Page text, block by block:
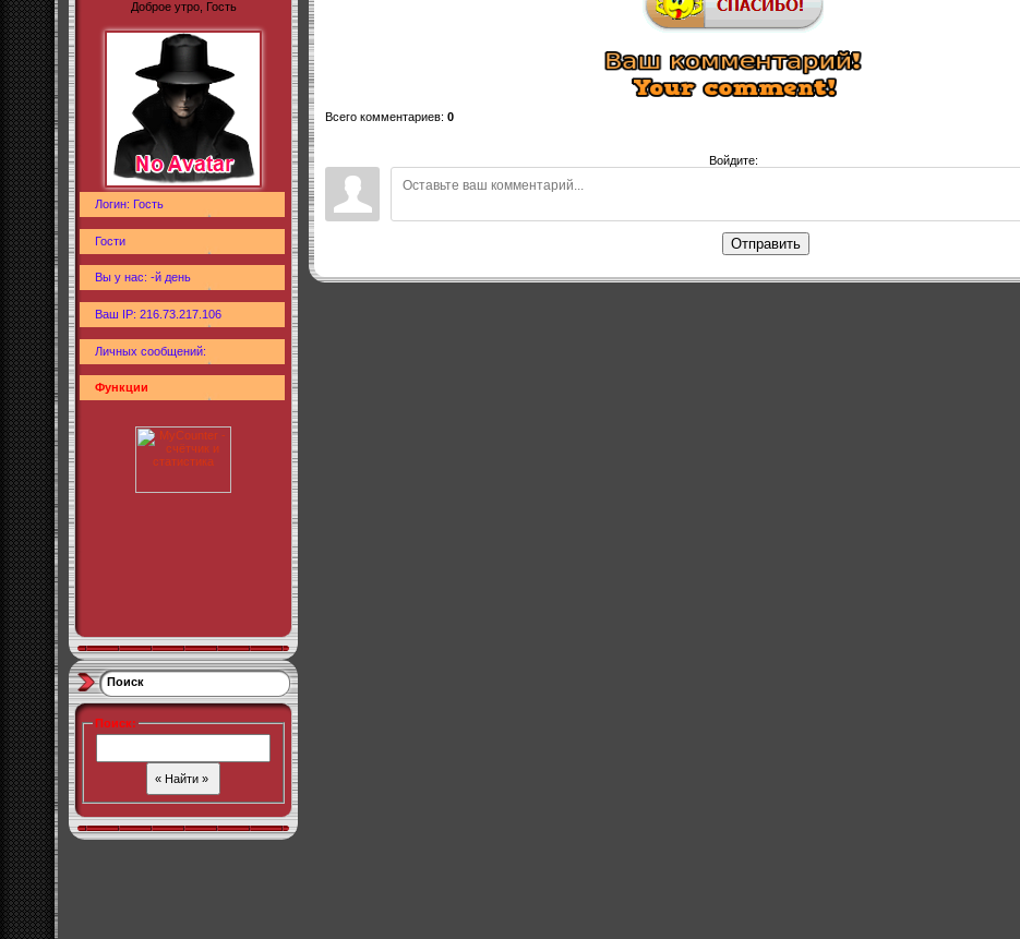
Доброе утро, Гость
Логин: Гость
Гости
Вы у нас: -й день
Ваш IP: 216.73.217.106
Личных сообщений:
Функции
Поиск
Поиск:
Всего комментариев: 0
Войдите:
Отправить